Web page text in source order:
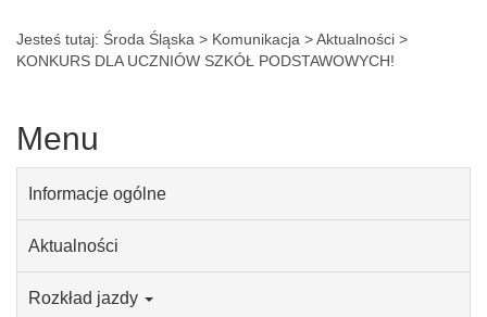
Jesteś tutaj: Środa Śląska > Komunikacja >Aktualności >
KONKURS DLA UCZNIÓW SZKÓŁ PODSTAWOWYCH!
Menu
Informacje ogólne
Aktualności
Rozkład jazdy